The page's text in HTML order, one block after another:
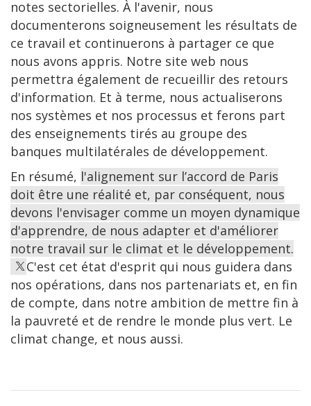
notes sectorielles. À l'avenir, nous
documenterons soigneusement les résultats de
ce travail et continuerons à partager ce que
nous avons appris. Notre site web nous
permettra également de recueillir des retours
d'information. Et à terme, nous actualiserons
nos systèmes et nos processus et ferons part
des enseignements tirés au groupe des
banques multilatérales de développement.
En résumé, l'alignement sur l’accord de Paris
doit être une réalité et, par conséquent, nous
devons l'envisager comme un moyen dynamique
d'apprendre, de nous adapter et d'améliorer
notre travail sur le climat et le développement.
C'est cet état d'esprit qui nous guidera dans
nos opérations, dans nos partenariats et, en fin
de compte, dans notre ambition de mettre fin à
la pauvreté et de rendre le monde plus vert. Le
climat change, et nous aussi.